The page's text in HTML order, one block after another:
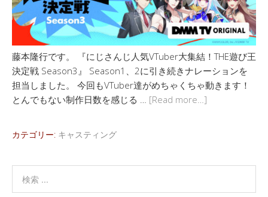
藤本隆行です。 『にじさんじ人気VTuber大集結！THE遊び王
決定戦 Season3』 Season1、2に引き続きナレーションを
担当しました。 今回もVTuber達がめちゃくちゃ動きます！
とんでもない制作日数を感じる … [Read more…]
カテゴリー: キャスティング